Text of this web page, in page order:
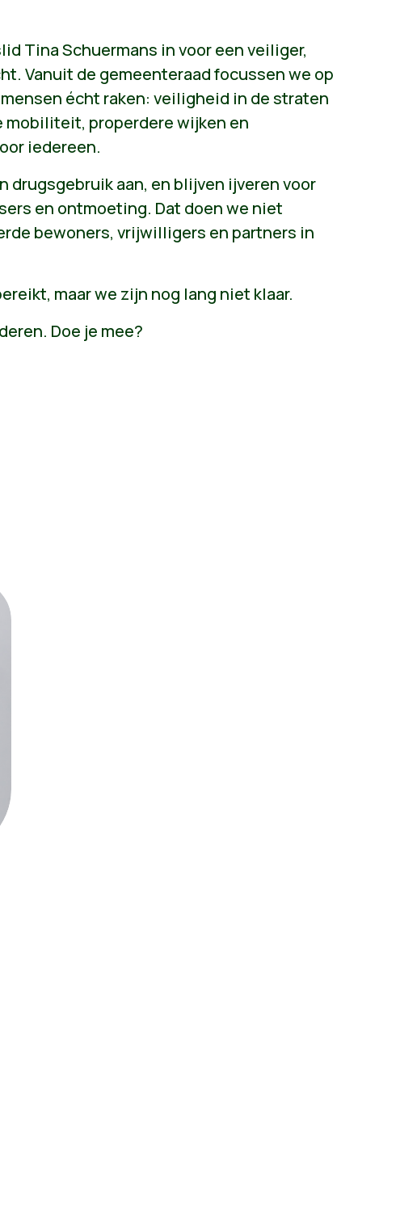
Tina Schuermans in voor een veiliger,
Vanuit de gemeenteraad focussen we op
écht raken: veiligheid in de straten
mobiliteit, properdere wijken en
iedereen.
drugsgebruik aan, en blijven ijveren voor
en ontmoeting. Dat doen we niet
bewoners, vrijwilligers en partners in
maar we zijn nog lang niet klaar.
Doe je mee?